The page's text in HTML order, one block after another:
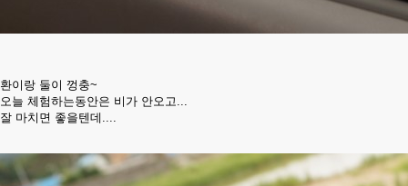
환이랑 둘이 껑충~
오늘 체험하는동안은 비가 안오고...
잘 마치면 좋을텐데....